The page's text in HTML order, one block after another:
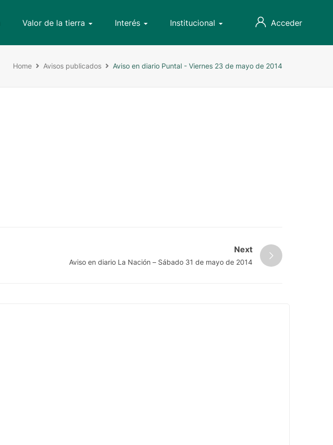
Valor de la tierra Interés Institucional Acceder
Home Avisos publicados Aviso en diario Puntal - Viernes 23 de mayo de 2014
Next
Aviso en diario La Nación – Sábado 31 de mayo de 2014